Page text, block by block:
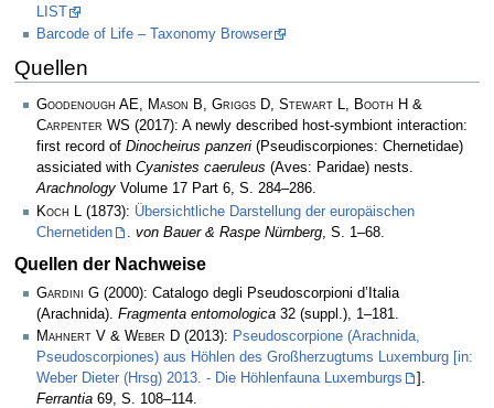
LIST
Barcode of Life – Taxonomy Browser
Quellen
Goodenough AE, Mason B, Griggs D, Stewart L, Booth H &
Carpenter WS (2017): A newly described host-symbiont interaction:
first record of Dinocheirus panzeri (Pseudiscorpiones: Chernetidae)
assiciated with Cyanistes caeruleus (Aves: Paridae) nests.
Arachnology Volume 17 Part 6, S. 284–286.
Koch L
(1873): Übersichtliche Darstellung der europäischen
Chernetiden
von Bauer & Raspe Nürnberg , S. 1–68.
Quellen der Nachweise
Gardini G (2000): Catalogo degli Pseudoscorpioni d’Italia
(Arachnida). Fragmenta entomologica 32 (suppl.), 1–181.
Mahnert V & Weber D (2013): Pseudoscorpione (Arachnida,
Pseudoscorpiones) aus Höhlen des Großherzugtums Luxemburg [in:
Weber Dieter (Hrsg) 2013. - Die Höhlenfauna Luxemburgs
].
Ferrantia 69, S. 108–114.